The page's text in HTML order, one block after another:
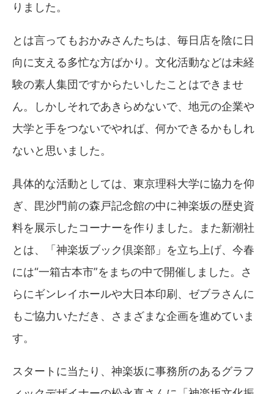
りました。
とは言ってもおかみさんたちは、毎日店を陰に日
向に支える多忙な方ばかり。文化活動などは未経
験の素人集団ですからたいしたことはできませ
ん。しかしそれであきらめないで、地元の企業や
大学と手をつないでやれば、何かできるかもしれ
ないと思いました。
具体的な活動としては、東京理科大学に協力を仰
ぎ、毘沙門前の森戸記念館の中に神楽坂の歴史資
料を展示したコーナーを作りました。また新潮社
とは、「神楽坂ブック倶楽部」を立ち上げ、今春
には“一箱古本市”をまちの中で開催しました。さ
らにギンレイホールや大日本印刷、ゼブラさんに
もご協力いただき、さまざまな企画を進めていま
す。
スタートに当たり、神楽坂に事務所のあるグラフ